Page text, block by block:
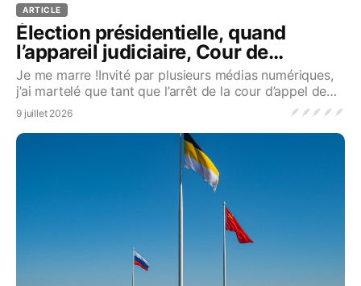
ARTICLE
Élection présidentielle, quand
l’appareil judiciaire, Cour de
cassation en tête capitule (enfin) en
rase campagne
Je me marre !Invité par plusieurs médias numériques,
j’ai martelé que tant que l’arrêt de la cour d’appel de
Paris, qui a déchiqueté le torchon judici
9 juillet 2026 🪶 🪶 🪶 🪶 🪶